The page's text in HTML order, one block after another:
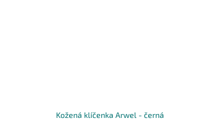
Kožená klíčenka Arwel - černá